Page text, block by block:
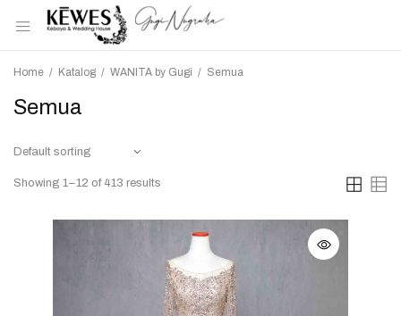
Home / Katalog / WANITA by Gugi / Semua
Semua
Showing 1–12 of 413 results